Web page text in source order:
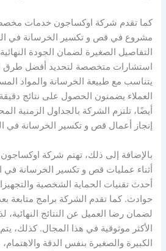
كما تقدم شركة اوكساجون خدمات
مشروع في قص و تكسير الخرسانة في
التفاصيل الصغيرة لضمان الجودة
استشارات متخصصة لتحديد أفضل طرق
يتناسب مع طبيعة الخرسانة والمواد
العملاء يضمنون الحصول على نتائج
أيضًا، تلتزم الشركة بالجداول الزمنية
إنجاز أعمال قص و تكسير الخرسانة في
بالإضافة إلى ذلك، تهتم شركة اوكساجون
أثناء عمليات قص و تكسير الخرسانة في
أحدث تقنيات الحماية الشخصية
حوادث. كما تقدم الشركة برامج متابعة
لضمان رضا العميل عن النتائج النهائية،
الأكثر موثوقية في هذا المجال. كذلك،
الكبيرة والصغيرة بنفس الدقة